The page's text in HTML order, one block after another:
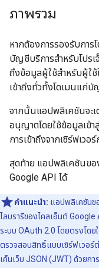
ภาพรวม
หากต้องการรองรับการ
บัญชีบริการสำหรับโปร
ถึงข้อมูลผู้ใช้สำหรับผู้ใ
เข้าถึงทั่วทั้งโดเมนแก่บั
จากนั้นแอปพลิเคชันจะเ
อนุญาตโดยใช้ข้อมูลเข้
การเข้าถึงจากเซิร์ฟเว
สุดท้าย แอปพลิเคชันขอ
Google API ได้
คำแนะนำ: แอปพลิเคชันข
ไลบรารีของไคลเอ็นต์
ระบบ OAuth 2.0 โดยตรงโดย
ตรวจสอบสิทธิ์แบบเซิร์ฟเวอร์
เค็นเว็บ JSON (JWT) ด้วยก